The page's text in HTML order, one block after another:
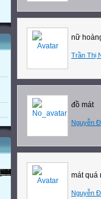
Thời gian Trái
trong khi
1. SỰ
Trái Đất chuyển
tròn.
- Hướng chuyển
Thời gian Trái
nào cũng giữ
Đó là sự
2. HIỆN
nữ
Trần Thị
đồ mát
Nguyễn
mát quá
Nguyễn